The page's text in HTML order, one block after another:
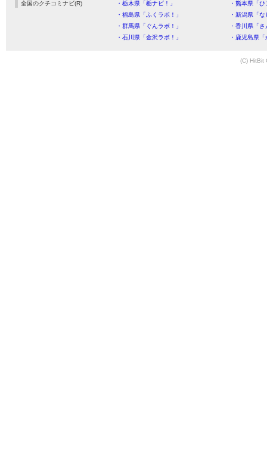
全国のクチコミナビ(R) ・栃木県「栃ナビ！」
・熊本県「
・福島県「ふくラボ！」
・新潟県「
・群馬県「ぐんラボ！」
・香川県「
・石川県「金沢ラボ！」
・鹿児島県
(C) HitBit